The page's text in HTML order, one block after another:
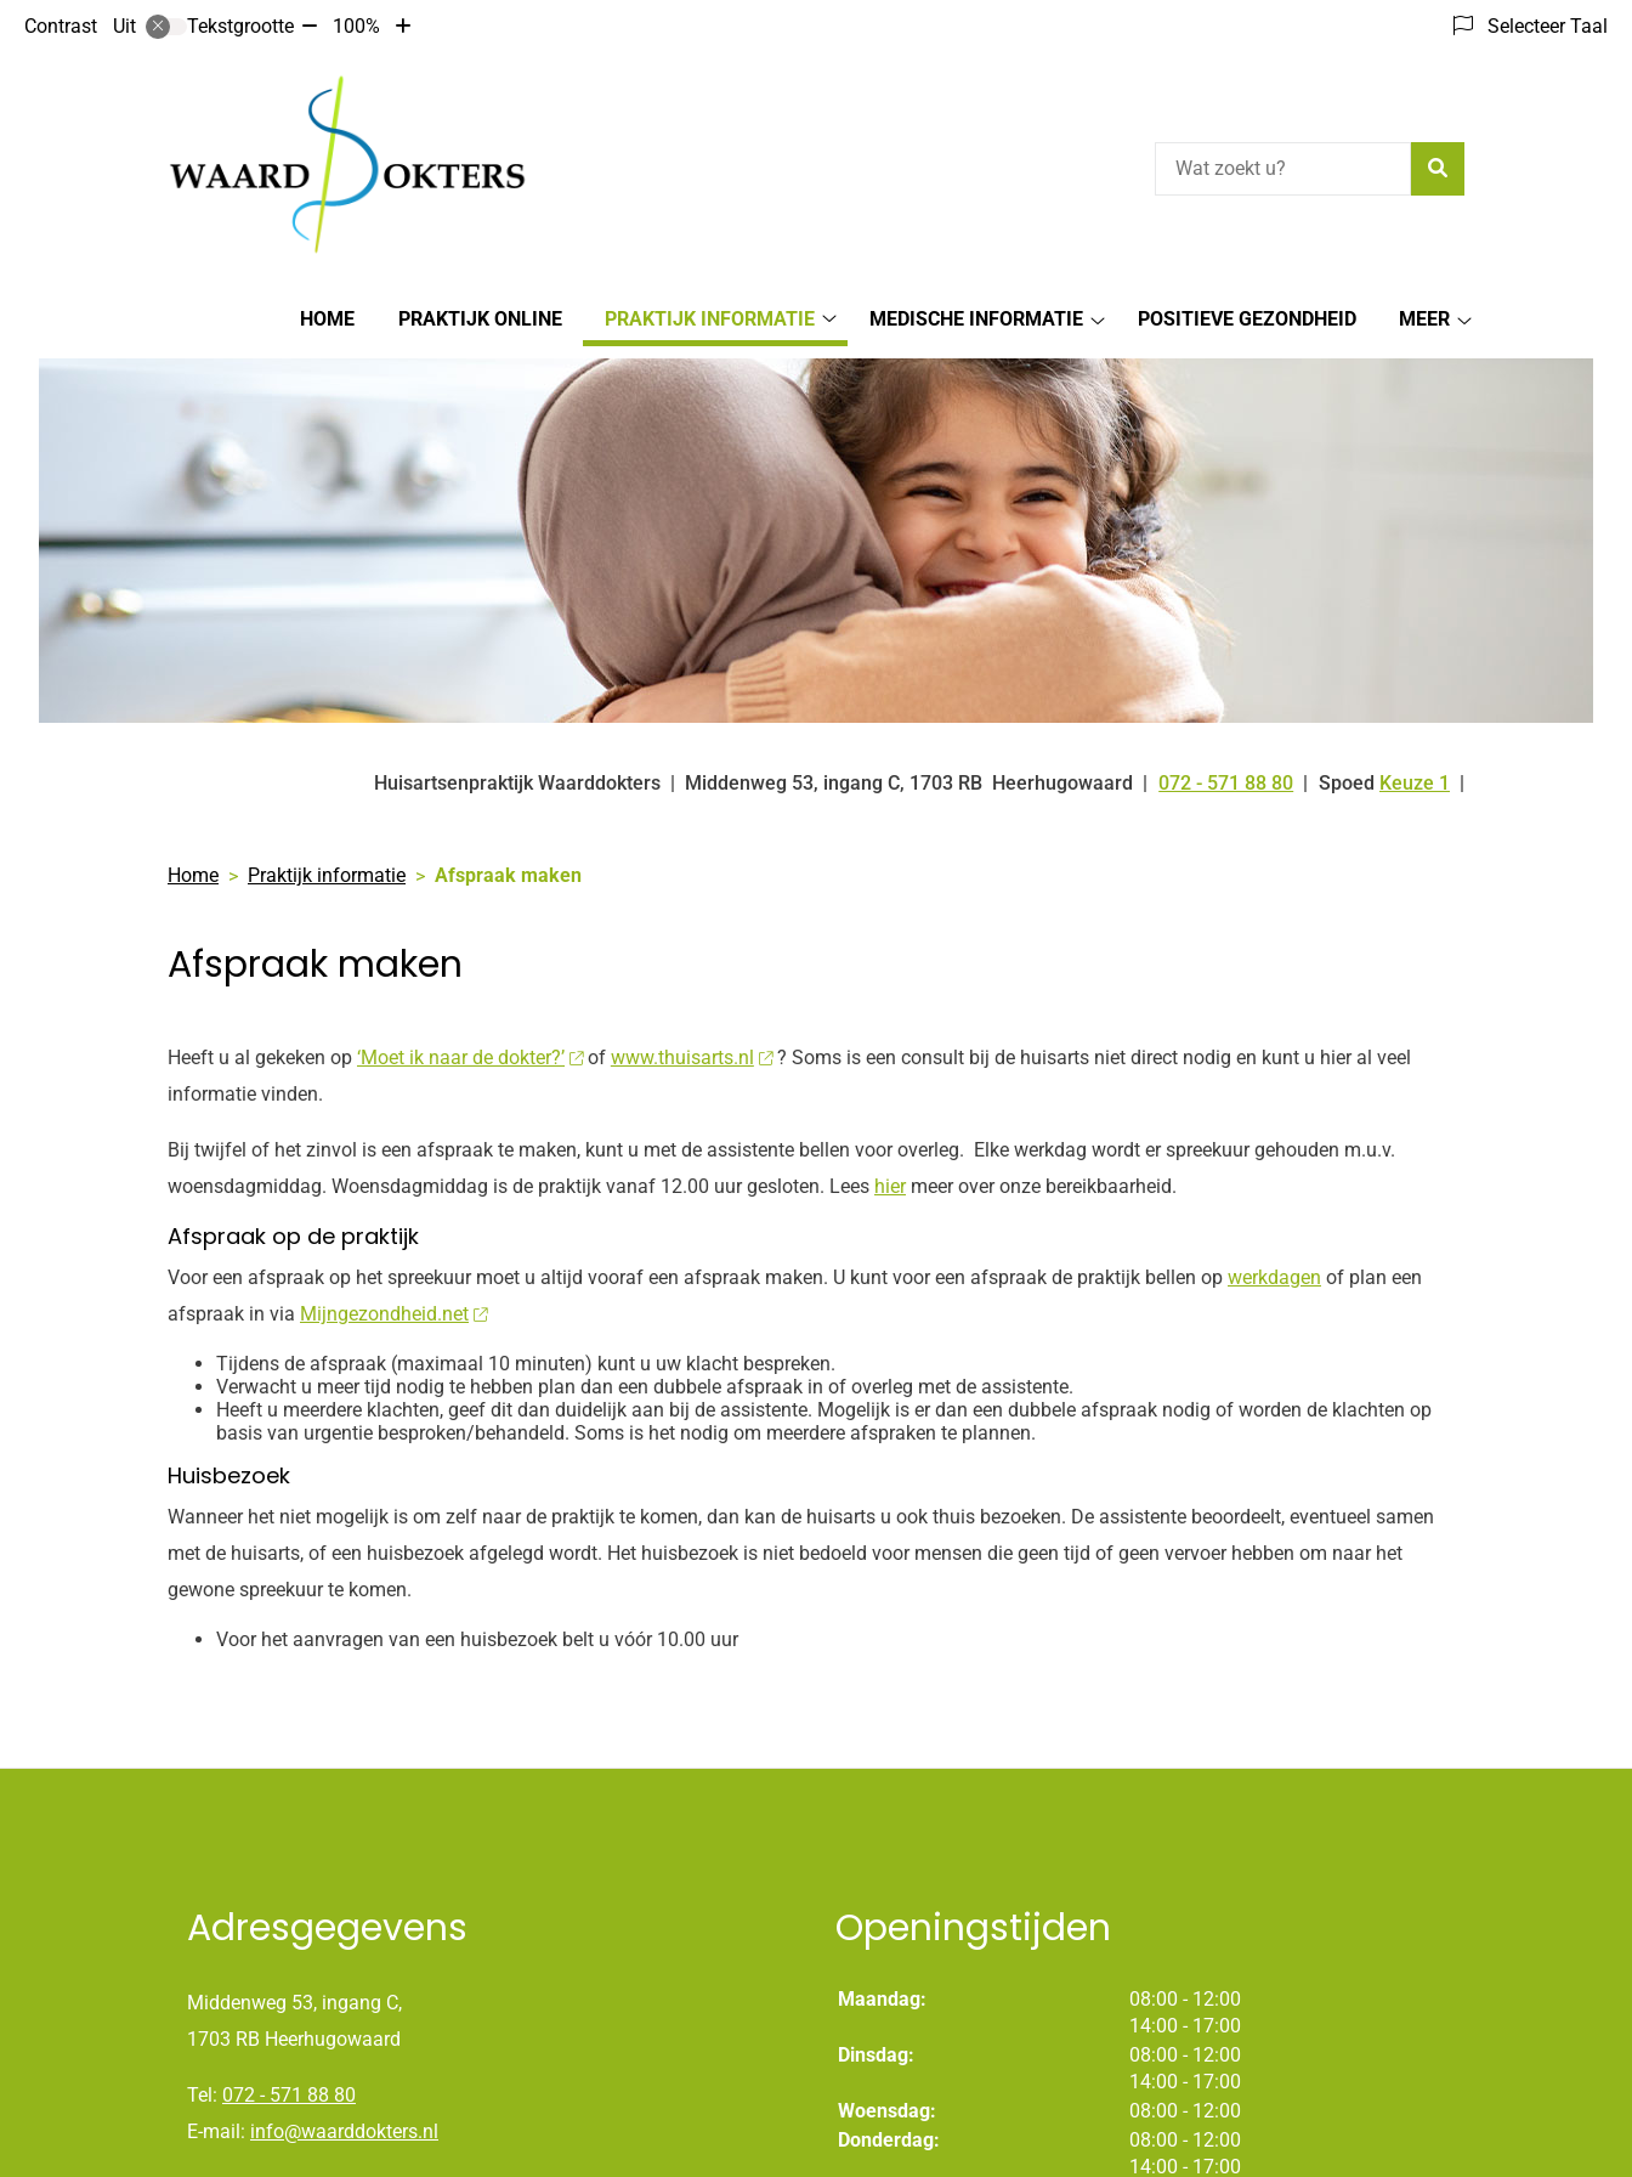
Contrast Uit Tekstgrootte Tekst
10%
100%
Tekst
Selecteer Taal
Hoofdmenu
HOME PRAKTIJK ONLINE
PRAKTIJK INFORMATIE
Praktijk
informatie
submenu
MEDISCHE INFORMATIE
informatie
submenu
POSITIEVE GEZONDHEID
MEER
Huisartsenpraktijk Waarddokters Middenweg 53, ingang C, 1703 RB Heerhugowaard Tel:
072 - 571 88 80 Spoed Keuze 1
Home Praktijk informatie Afspraak maken
Afspraak maken
Heeft u al gekeken op ‘Moet ik naar de dokter?’ of www.thuisarts.nl
? Soms is een consult bij de huisarts niet direct nodig en kunt u hier al veel
informatie vinden.
Bij twijfel of het zinvol is een afspraak te maken, kunt u met de assistente bellen voor overleg. Elke werkdag wordt er spreekuur gehouden m.u.v.
woensdagmiddag. Woensdagmiddag is de praktijk vanaf 12.00 uur gesloten. Lees hiermeer over onze bereikbaarheid.
Afspraak op de praktijk
Voor een afspraak op het spreekuur moet u altijd vooraf een afspraak maken. U kunt voor een afspraak de praktijk bellen op werkdagen of plan een
afspraak in via Mijngezondheid.net
Tijdens de afspraak (maximaal 10 minuten) kunt u uw klacht bespreken.
Verwacht u meer tijd nodig te hebben plan dan een dubbele afspraak in of overleg met de assistente.
Heeft u meerdere klachten, geef dit dan duidelijk aan bij de assistente. Mogelijk is er dan een dubbele afspraak nodig of worden de klachten op
basis van urgentie besproken/behandeld. Soms is het nodig om meerdere afspraken te plannen.
Huisbezoek
Wanneer het niet mogelijk is om zelf naar de praktijk te komen, dan kan de huisarts u ook thuis bezoeken. De assistente beoordeelt, eventueel samen
met de huisarts, of een huisbezoek afgelegd wordt. Het huisbezoek is niet bedoeld voor mensen die geen tijd of geen vervoer hebben om naar het
gewone spreekuur te komen.
Voor het aanvragen van een huisbezoek belt u vóór 10.00 uur
Adresgegevens
Middenweg 53, ingang C,
1703 RB Heerhugowaard
Tel: 072 - 571 88 80
E-mail: info@waarddokters.nl
Openingstijden
Maandag: 08:00 tot
- 12:00
14:00 tot
- 17:00
Dinsdag:
08:00 tot
- 12:00
14:00 tot
- 17:00
Woensdag:
08:00 - 12:00
Donderdag:
08:00 tot
- 12:00
14:00 tot
- 17:00